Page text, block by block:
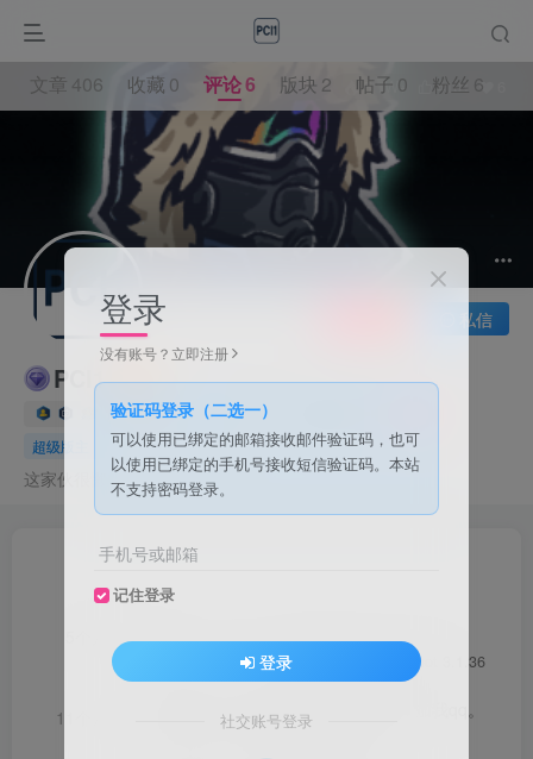
5.1W+ 4101
PCI1
12枚徽章 PCI1
超级版主
这家伙很懒，什么都没有写...
私信
文章 406 收藏 0 评论6 版块 2 帖子 0 粉丝 6
406 收藏0
评论于：带有编辑器的 Alphaloot 3.1.36
11个月前 你购买了吗？你购买的话你私聊我。加我qq。
登录
没有账号？立即注册
验证码登录（二选一）
可以使用已绑定的邮箱接收邮件验证码，也可
以使用已绑定的手机号接收短信验证码。本站
不支持密码登录。
手机号或邮箱
记住登录
登录
社交账号登录